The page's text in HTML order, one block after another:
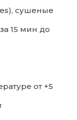
сушеные
15 мин до
от +5